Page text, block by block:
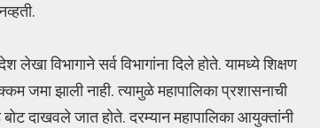
विभागाने सर्व विभागांना दिले होते. यामध्ये शिक्षण
जमा झाली नाही. त्यामुळे महापालिका प्रशासनाची
दाखवले जात होते. दरम्यान महापालिका आयुक्तांनी